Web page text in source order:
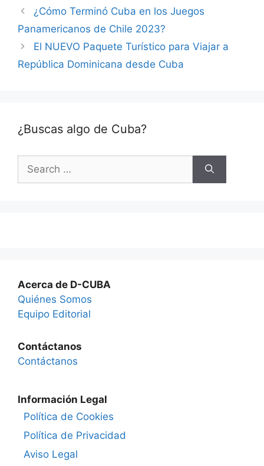
¿Cómo Terminó Cuba en los Juegos
Panamericanos de Chile 2023?
El NUEVO Paquete Turístico para Viajar a
República Dominicana desde Cuba
¿Buscas algo de Cuba?
for:
Acerca de D-CUBA
Quiénes Somos
Equipo Editorial
Contáctanos
Contáctanos
Información Legal
Política de Cookies
Política de Privacidad
Aviso Legal